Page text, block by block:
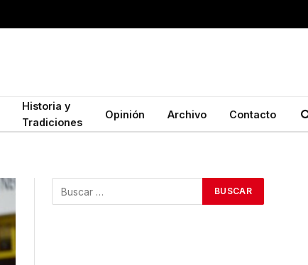
Historia y
Tradiciones
Opinión Archivo Contacto